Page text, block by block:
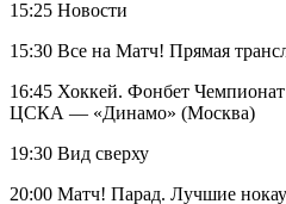
15:25 Новости
15:30 Все на Матч! Прямая
16:45 Хоккей. Фонбет
ЦСКА — «Динамо» (Москва)
19:30 Вид сверху
20:00 Матч! Парад. Лучшие